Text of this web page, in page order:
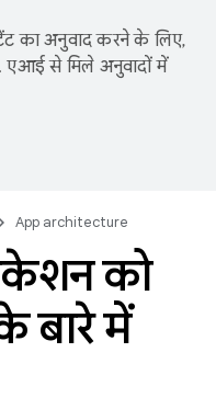
का अनुवाद करने के लिए,
एआई से मिले अनुवादों में
App architecture
को
बारे में